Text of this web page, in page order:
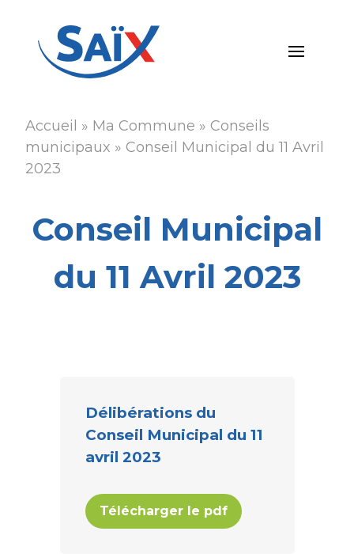
contenu
principal
d'Ariane
Accueil Ma Commune
Conseils
municipaux
Conseil Municipal du 11 Avril
2023
Conseil Municipal
du 11 Avril 2023
Délibérations du
Conseil Municipal du 11
avril 2023
Télécharger le pdf